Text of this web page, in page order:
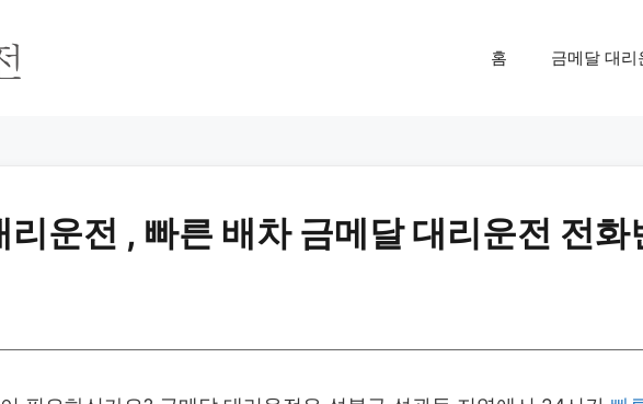
홈 금메달 대리
운전 , 빠른 배차 금메달 대리운전 전화